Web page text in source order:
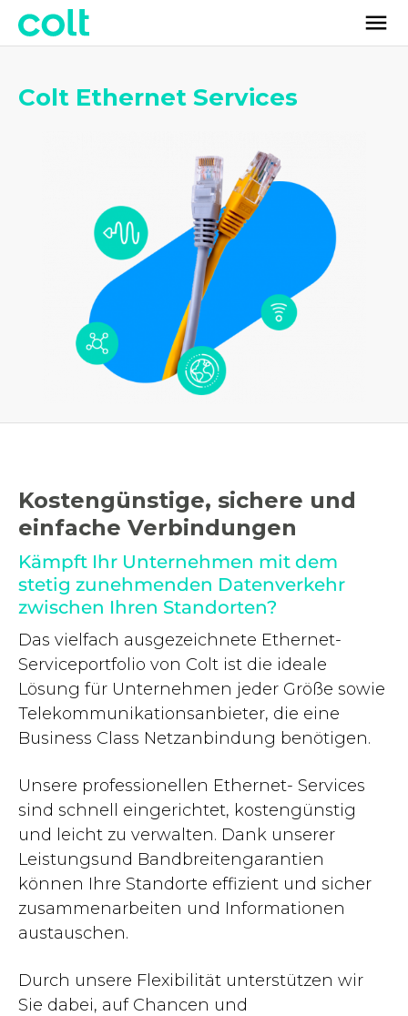
Colt Ethernet Services
Kostengünstige, sichere und
einfache Verbindungen
Kämpft Ihr Unternehmen mit dem
stetig zunehmenden Datenverkehr
zwischen Ihren Standorten?
Das vielfach ausgezeichnete Ethernet-
Serviceportfolio von Colt ist die ideale
Lösung für Unternehmen jeder Größe sowie
Telekommunikationsanbieter, die eine
Business Class Netzanbindung benötigen.
Unsere professionellen Ethernet- Services
sind schnell eingerichtet, kostengünstig
und leicht zu verwalten. Dank unserer
Leistungsund Bandbreitengarantien
können Ihre Standorte effizient und sicher
zusammenarbeiten und Informationen
austauschen.
Durch unsere Flexibilität unterstützen wir
Sie dabei, auf Chancen und